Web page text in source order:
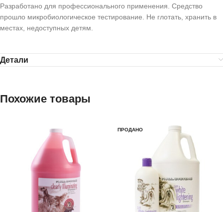
Разработано для профессионального применения. Средство
прошло микробиологическое тестирование. Не глотать, хранить в
местах, недоступных детям.
Детали
Похожие товары
ПРОДАНО